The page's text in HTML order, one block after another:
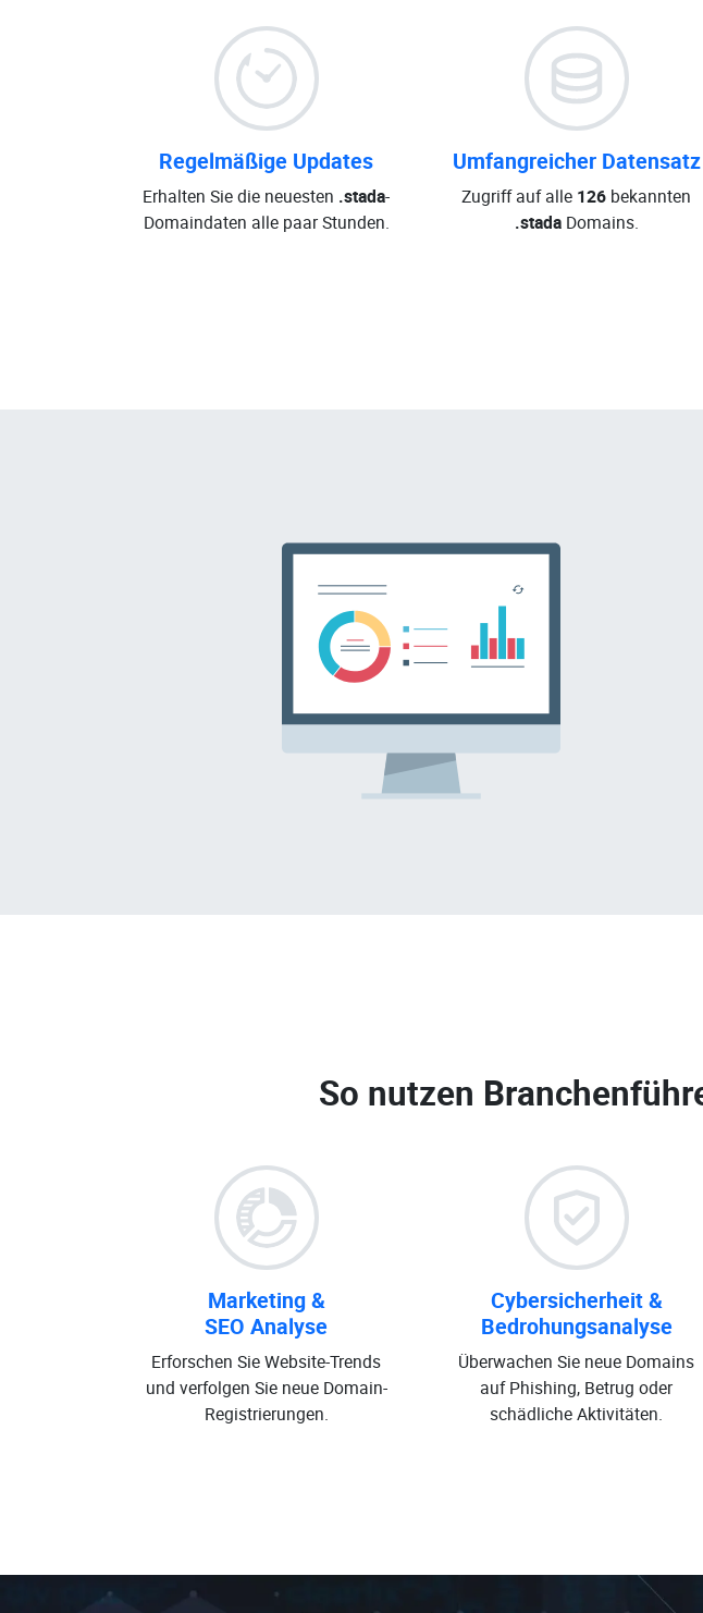
Regelmäßige Updates
Erhalten Sie die neuesten .stada-
Domaindaten alle paar Stunden.
Umfangreicher Datensatz
Zugriff auf alle 126 bekannten
.stadaDomains.
So nutzen
Marketing &
SEO Analyse
Erforschen Sie Website-Trends
und verfolgen Sie neue Domain-
Registrierungen.
Cybersicherheit &
Bedrohungsanalyse
Überwachen Sie neue Domains
auf Phishing, Betrug oder
schädliche Aktivitäten.